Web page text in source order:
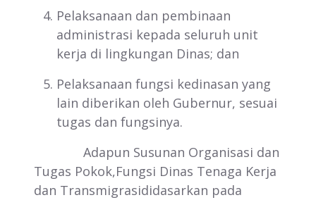
Pelaksanaan dan pembinaan
administrasi kepada seluruh unit
kerja di lingkungan Dinas; dan
Pelaksanaan fungsi kedinasan yang
lain diberikan oleh Gubernur, sesuai
tugas dan fungsinya.
Adapun Susunan Organisasi dan
Tugas Pokok,Fungsi Dinas Tenaga Kerja
dan Transmigrasididasarkan pada